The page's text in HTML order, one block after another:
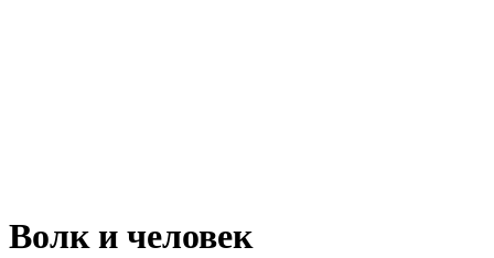
Волк и человек